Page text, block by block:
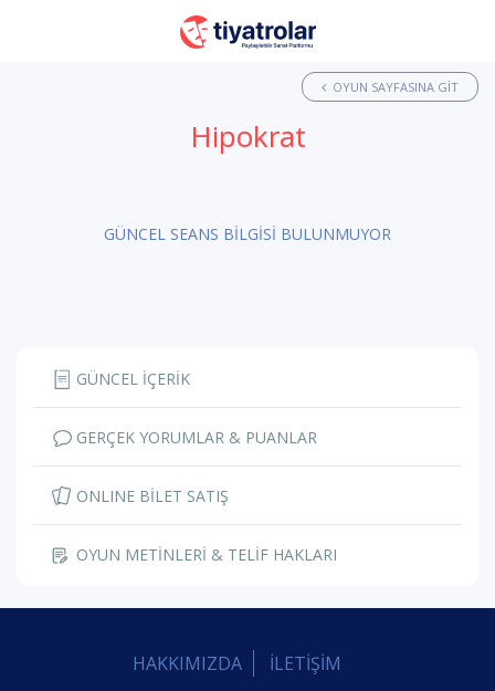
OYUN SAYFASINA GIT
Hipokrat
GÜNCEL SEANS BİLGİSİ BULUNMUYOR
GÜNCEL İÇERİK
GERÇEK YORUMLAR & PUANLAR
ONLINE BİLET SATIŞ
OYUN METİNLERİ & TELİF HAKLARI
HAKKIMIZDA İLETİŞİM